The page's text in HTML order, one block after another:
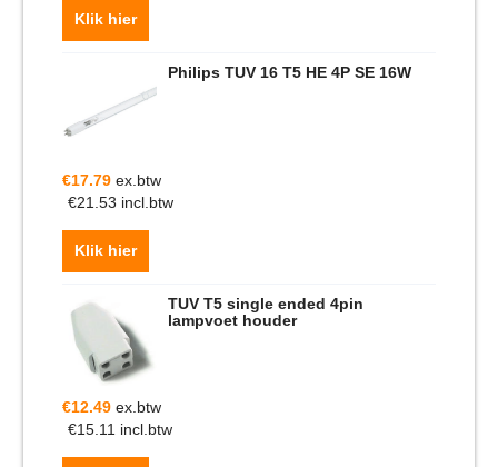
Klik hier
Philips TUV 16 T5 HE 4P SE 16W
€17.79 ex.btw
€21.53 incl.btw
Klik hier
TUV T5 single ended 4pin
lampvoet houder
€12.49 ex.btw
€15.11 incl.btw